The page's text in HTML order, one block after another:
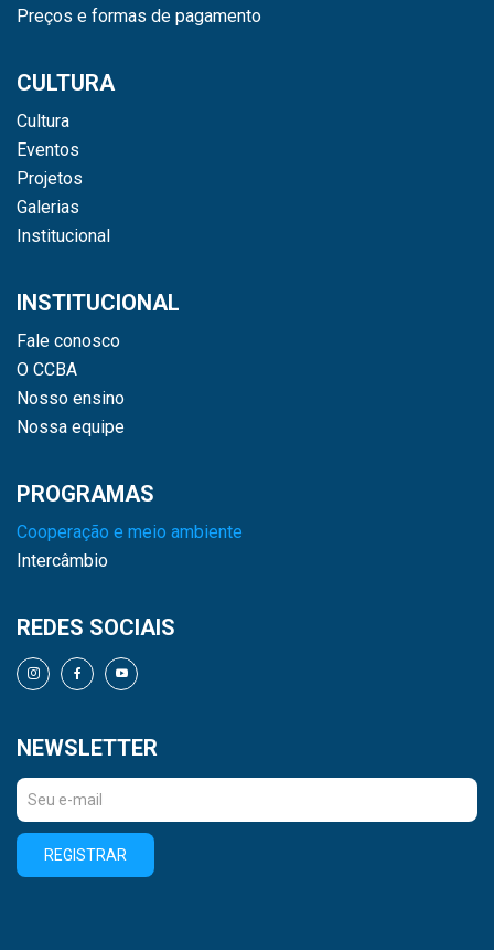
Preços e formas de pagamento
CULTURA
Cultura
Eventos
Projetos
Galerias
Institucional
INSTITUCIONAL
Fale conosco
O CCBA
Nosso ensino
Nossa equipe
PROGRAMAS
Cooperação e meio ambiente
Intercâmbio
REDES SOCIAIS
NEWSLETTER
REGISTRAR